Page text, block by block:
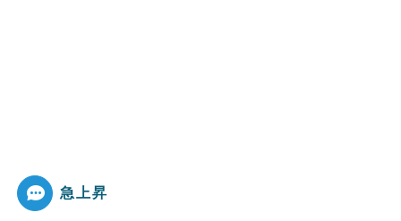
急上昇